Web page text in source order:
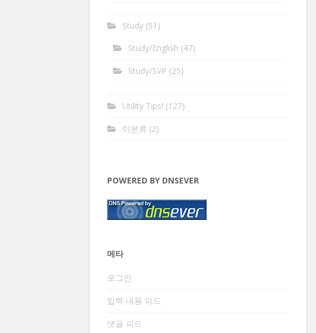
Study(51)
Study/English (47)
Study/SVP (25)
Utility Tips! (127)
미분류 (2)
POWERED BY DNSEVER
메타
로그인
입력 내용 피드
댓글 피드